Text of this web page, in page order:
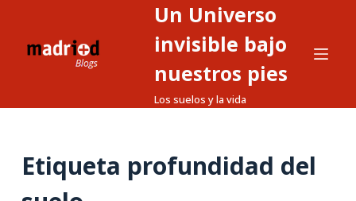
Un Universo
invisible bajo
nuestros pies
Los suelos y la vida
Etiqueta profundidad del